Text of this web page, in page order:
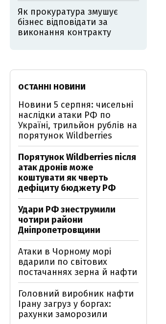
Як прокуратура змушує
бізнес відповідати за
виконання контракту
ОСТАННІ НОВИНИ
Новини 5 серпня: чисельні
наслідки атаки РФ по
Україні, трильйон рублів на
порятунок Wildberries
Порятунок Wildberries після
атак дронів може
коштувати як чверть
дефіциту бюджету РФ
Удари РФ знеструмили
чотири райони
Дніпропетровщини
Атаки в Чорному морі
вдарили по світових
постачаннях зерна й нафти
Головний виробник нафти
Ірану загруз у боргах:
рахунки заморозили